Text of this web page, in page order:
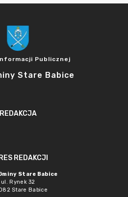
Publicznej
Stare Babice
REDAKCJA
REDAKCJI
Stare Babice
ul. Rynek 32
Stare Babice